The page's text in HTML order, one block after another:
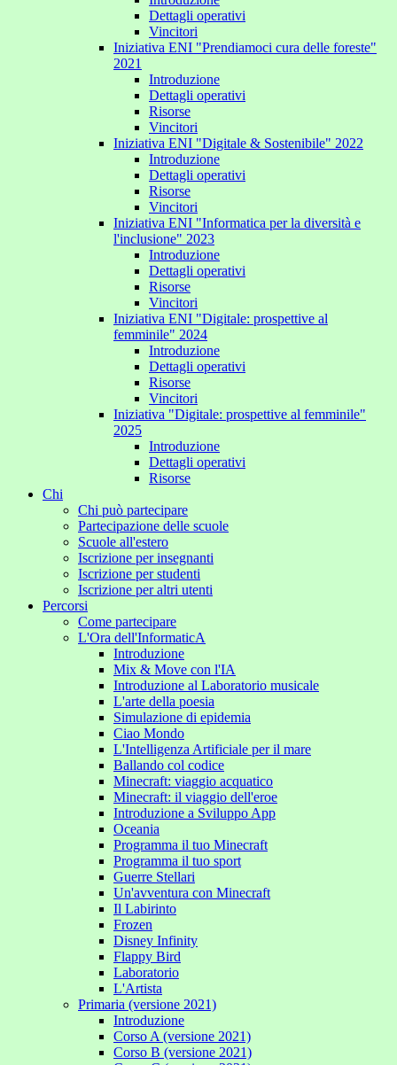
Dettagli operativi
Vincitori
Iniziativa ENI "Prendiamoci cura delle foreste"
2021
Introduzione
Dettagli operativi
Risorse
Vincitori
Iniziativa ENI "Digitale & Sostenibile" 2022
Introduzione
Dettagli operativi
Risorse
Vincitori
Iniziativa ENI "Informatica per la diversità e
l'inclusione" 2023
Introduzione
Dettagli operativi
Risorse
Vincitori
Iniziativa ENI "Digitale: prospettive al
femminile" 2024
Introduzione
Dettagli operativi
Risorse
Vincitori
Iniziativa "Digitale: prospettive al femminile"
2025
Introduzione
Dettagli operativi
Risorse
Chi
Chi può partecipare
Partecipazione delle scuole
Scuole all'estero
Iscrizione per insegnanti
Iscrizione per studenti
Iscrizione per altri utenti
Percorsi
Come partecipare
L'Ora dell'InformaticA
Introduzione
Mix & Move con l'IA
Introduzione al Laboratorio musicale
L'arte della poesia
Simulazione di epidemia
Ciao Mondo
L'Intelligenza Artificiale per il mare
Ballando col codice
Minecraft: viaggio acquatico
Minecraft: il viaggio dell'eroe
Introduzione a Sviluppo App
Oceania
Programma il tuo Minecraft
Programma il tuo sport
Guerre Stellari
Un'avventura con Minecraft
Il Labirinto
Frozen
Disney Infinity
Flappy Bird
Laboratorio
L'Artista
Primaria (versione 2021)
Introduzione
Corso A (versione 2021)
Corso B (versione 2021)